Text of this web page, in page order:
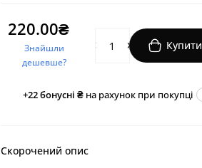
220.00₴
Знайшли
дешевше?
Купити
+22бонусні ₴на рахунок при покупці
Скорочений опис